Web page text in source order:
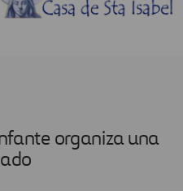
organiza una